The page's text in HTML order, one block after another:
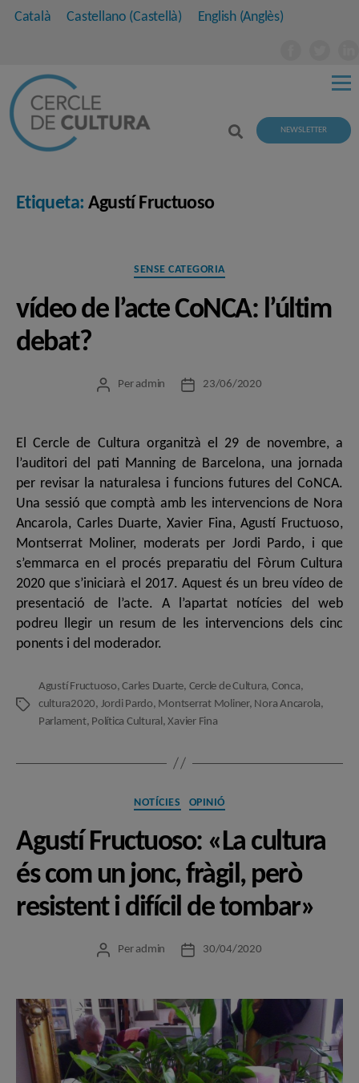
Català Castellano (Castellà) English(Anglès)
NEWSLETTER
Etiqueta: Agustí Fructuoso
Categories
SENSE CATEGORIA
vídeo de l’acte CoNCA: l’últim
debat?
Autor
Per admin
Data23/06/2020
El Cercle de Cultura organitzà el 29 de novembre, a
l’auditori del pati Manning de Barcelona, una jornada
per revisar la naturalesa i funcions futures del CoNCA.
Una sessió que comptà amb les intervencions de Nora
Ancarola, Carles Duarte, Xavier Fina, Agustí Fructuoso,
Montserrat Moliner, moderats per Jordi Pardo, i que
s’emmarca en el procés preparatiu del Fòrum Cultura
2020 que s’iniciarà el 2017. Aquest és un breu vídeo de
presentació de l’acte. A l’apartat notícies del web
podreu llegir un resum de les intervencions dels cinc
ponents i del moderador.
Etiquetes
Agustí Fructuoso,Carles Duarte, Cercle de Cultura, Conca,
cultura2020, Jordi Pardo, Montserrat Moliner, Nora Ancarola,
Parlament, Política Cultural ,Xavier Fina
Categories
NOTÍCIES OPINIÓ
Agustí Fructuoso: «La cultura
és com un jonc, fràgil, però
resistent i difícil de tombar»
Autor
Per admin
Data30/04/2020